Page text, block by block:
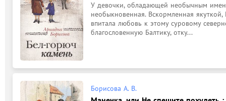
У девочки, обладающей необычным
необыкновенная. Вскормленная
впитала любовь к этому суровому
благословенную Балтику, отку...
Борисова А. В.